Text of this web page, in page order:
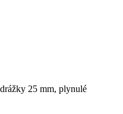
25 mm, plynulé